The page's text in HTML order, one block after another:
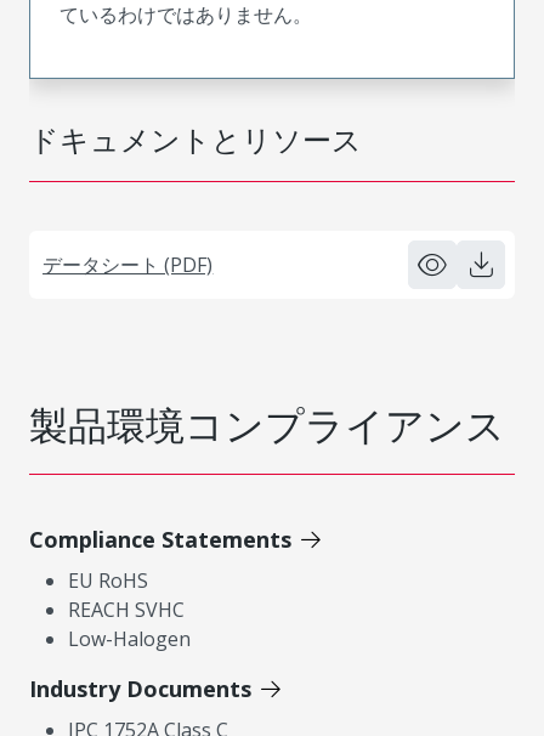
ドキュメントとリソース
データシート (PDF)
ているわけではありません。
製品環境コンプライアンス
Compliance Statements
EU RoHS
REACH SVHC
Low-Halogen
Industry Documents
IPC 1752A Class C